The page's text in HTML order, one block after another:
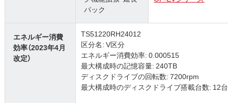
パック
エネルギー消費
効率（2023年4月
改定）
TS51220RH24012
区分名: V区分
エネルギー消費効率: 0.000515
最大構成時の記憶容量: 240TB
ディスクドライブの回転数: 7200rpm
最大構成時のディスクドライブ搭載台数: 12